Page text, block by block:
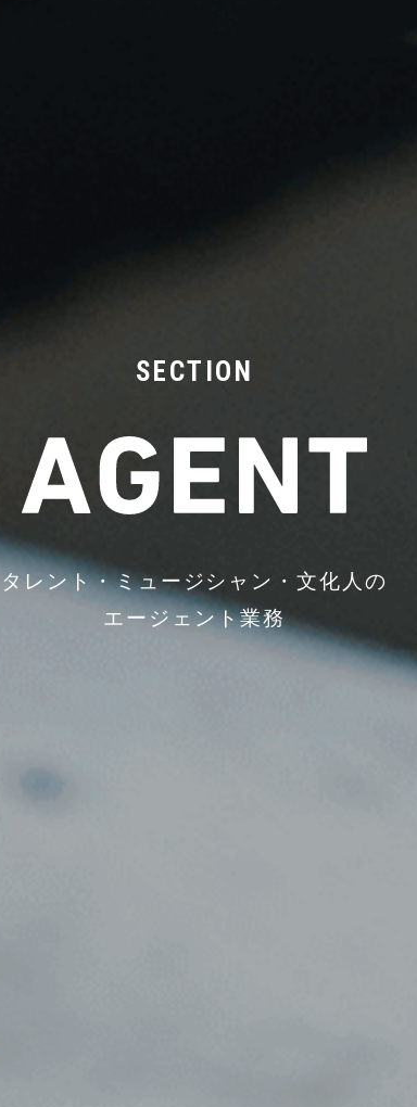
SECTION
タレント・ミュージシャン・文化人の
エージェント業務